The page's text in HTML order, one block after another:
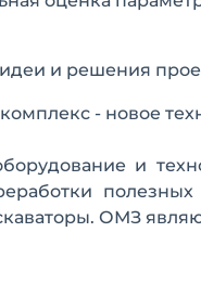
и решения
- новое
и
ОМЗ